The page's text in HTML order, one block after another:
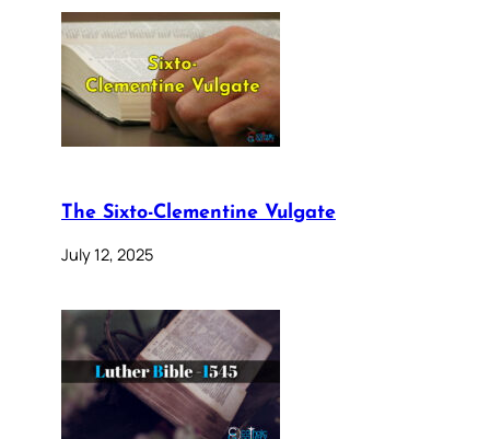
The Sixto-Clementine Vulgate
July 12, 2025